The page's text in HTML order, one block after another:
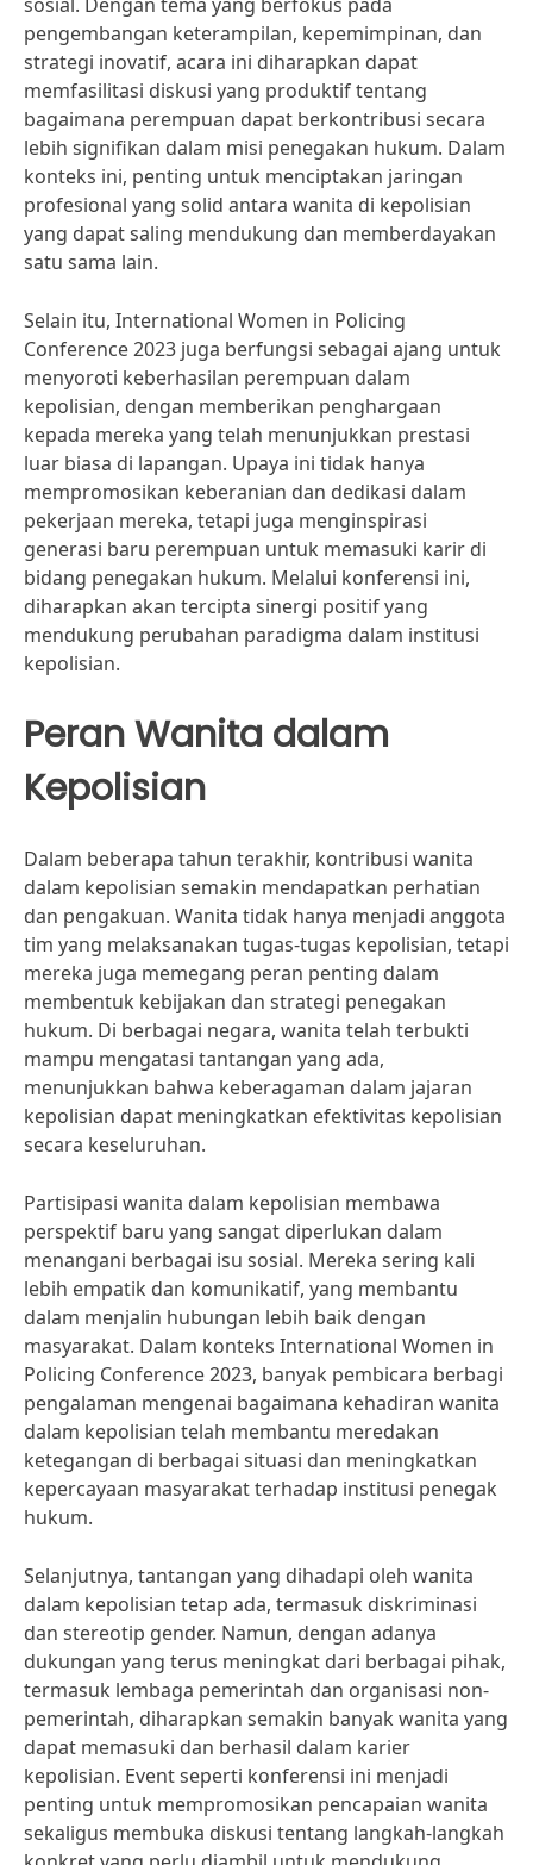
pengembangan keterampilan, kepemimpinan, dan
strategi inovatif, acara ini diharapkan dapat
memfasilitasi diskusi yang produktif tentang
bagaimana perempuan dapat berkontribusi secara
lebih signifikan dalam misi penegakan hukum. Dalam
konteks ini, penting untuk menciptakan jaringan
profesional yang solid antara wanita di kepolisian
yang dapat saling mendukung dan memberdayakan
satu sama lain.
Selain itu, International Women in Policing
Conference 2023 juga berfungsi sebagai ajang untuk
menyoroti keberhasilan perempuan dalam
kepolisian, dengan memberikan penghargaan
kepada mereka yang telah menunjukkan prestasi
luar biasa di lapangan. Upaya ini tidak hanya
mempromosikan keberanian dan dedikasi dalam
pekerjaan mereka, tetapi juga menginspirasi
generasi baru perempuan untuk memasuki karir di
bidang penegakan hukum. Melalui konferensi ini,
diharapkan akan tercipta sinergi positif yang
mendukung perubahan paradigma dalam institusi
kepolisian.
Peran Wanita dalam
Kepolisian
Dalam beberapa tahun terakhir, kontribusi wanita
dalam kepolisian semakin mendapatkan perhatian
dan pengakuan. Wanita tidak hanya menjadi anggota
tim yang melaksanakan tugas-tugas kepolisian, tetapi
mereka juga memegang peran penting dalam
membentuk kebijakan dan strategi penegakan
hukum. Di berbagai negara, wanita telah terbukti
mampu mengatasi tantangan yang ada,
menunjukkan bahwa keberagaman dalam jajaran
kepolisian dapat meningkatkan efektivitas kepolisian
secara keseluruhan.
Partisipasi wanita dalam kepolisian membawa
perspektif baru yang sangat diperlukan dalam
menangani berbagai isu sosial. Mereka sering kali
lebih empatik dan komunikatif, yang membantu
dalam menjalin hubungan lebih baik dengan
masyarakat. Dalam konteks International Women in
Policing Conference 2023, banyak pembicara berbagi
pengalaman mengenai bagaimana kehadiran wanita
dalam kepolisian telah membantu meredakan
ketegangan di berbagai situasi dan meningkatkan
kepercayaan masyarakat terhadap institusi penegak
hukum.
Selanjutnya, tantangan yang dihadapi oleh wanita
dalam kepolisian tetap ada, termasuk diskriminasi
dan stereotip gender. Namun, dengan adanya
dukungan yang terus meningkat dari berbagai pihak,
termasuk lembaga pemerintah dan organisasi non-
pemerintah, diharapkan semakin banyak wanita yang
dapat memasuki dan berhasil dalam karier
kepolisian. Event seperti konferensi ini menjadi
penting untuk mempromosikan pencapaian wanita
sekaligus membuka diskusi tentang langkah-langkah